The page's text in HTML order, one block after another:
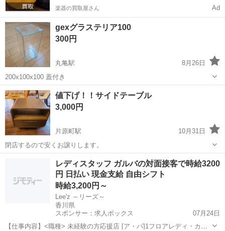
楽器の買取屋さん Ad
gexグラステリア100
300円
丸亀駅
8月26日
200x100x100 蓋付き
香川 丸亀市 丸亀駅 テーブル テリア
値下げ！！サイドテーブル
3,000円
片原町駅
10月31日
閉店するので安くお譲りします。
片原町駅 テーブル サイドテーブル
レディスタッフ ガルバの対面接客で時給3200
円 日払い 現金支給 自由シフト
時給3,200円～
Lee'z ～リーズ～
香川県
スポンサー：求人ボックス
07月24日
【仕事内容】<職種> 未経験の方応援店 [ア・パ]1フロアレディ・カウ